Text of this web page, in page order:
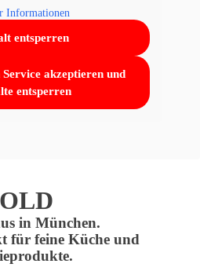
Informationen
entsperren
akzeptieren und
entsperren
in München.
für feine Küche und